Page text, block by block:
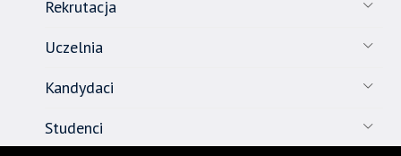
Rekrutacja
Uczelnia
Kandydaci
Studenci